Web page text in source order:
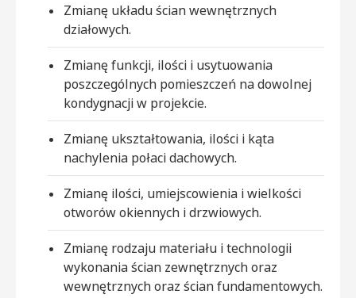
Zmianę układu ścian wewnętrznych
działowych.
Zmianę funkcji, ilości i usytuowania
poszczególnych pomieszczeń na dowolnej
kondygnacji w projekcie.
Zmianę ukształtowania, ilości i kąta
nachylenia połaci dachowych.
Zmianę ilości, umiejscowienia i wielkości
otworów okiennych i drzwiowych.
Zmianę rodzaju materiału i technologii
wykonania ścian zewnętrznych oraz
wewnętrznych oraz ścian fundamentowych.